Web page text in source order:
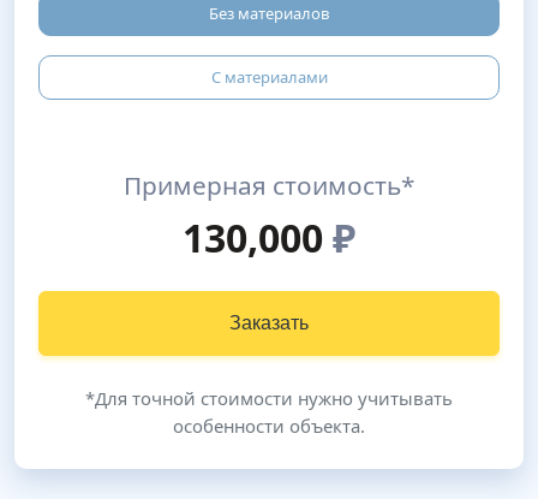
Без материалов
С материалами
Примерная стоимость*
130,000₽
Заказать
*Для точной стоимости нужно учитывать
особенности объекта.